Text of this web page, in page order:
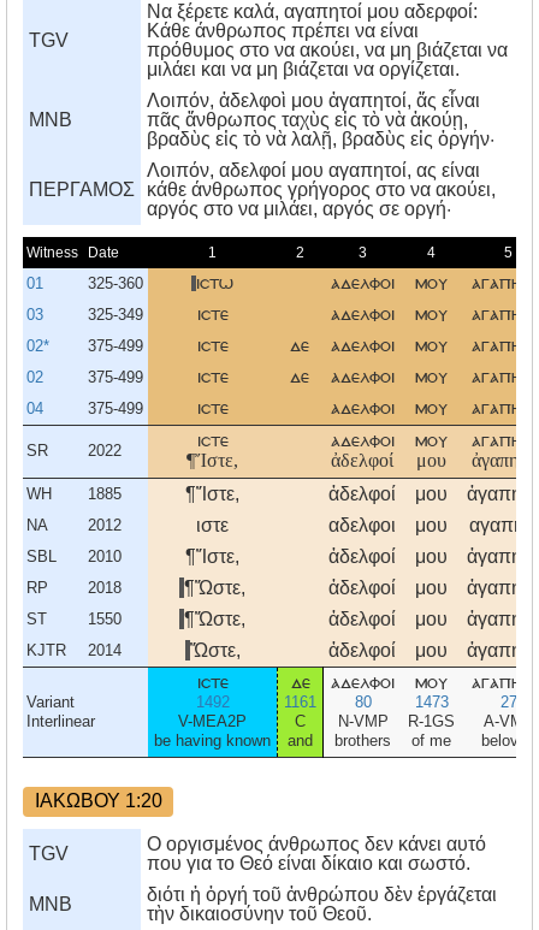
TGV
Να ξέρετε καλά, αγαπητοί μου αδερφοί:
Κάθε άνθρωπος πρέπει να είναι
πρόθυμος στο να ακούει, να μη βιάζεται να
μιλάει και να μη βιάζεται να οργίζεται.
MNB
Λοιπόν, ἀδελφοὶ μου ἀγαπητοί, ἄς εἶναι
πᾶς ἄνθρωπος ταχὺς εἰς τὸ νὰ ἀκούῃ,
βραδὺς εἰς τὸ νὰ λαλῇ, βραδὺς εἰς ὀργήν·
ΠΕΡΓΑΜΟΣ
Λοιπόν, αδελφοί μου αγαπητοί, ας είναι
κάθε άνθρωπος γρήγορος στο να ακούει,
αργός στο να μιλάει, αργός σε οργή·
Witness Date 1 2 3 4 5
01 325-360 ιστω αδελφοι μου
03 325-349 ιστε αδελφοι μου
02* 375-499 ιστε δε αδελφοι μου
02 375-499 ιστε δε αδελφοι μου
04 375-499 ιστε αδελφοι μου
SR 2022
ιστε
¶Ἴστε,
αδελφοι
ἀδελφοί
μου
μου
WH 1885 ¶Ἴστε, ἀδελφοί μου
NA 2012 ιστε αδελφοι μου
SBL 2010 ¶Ἴστε, ἀδελφοί μου
RP 2018 ¶Ὥστε, ἀδελφοί μου
ST 1550 ¶Ὥστε, ἀδελφοί μου
KJTR 2014 Ὥστε, ἀδελφοί μου
Variant
Interlinear
ιστε
1492
V-MEA2P
be having known
δε
1161
C
and
αδελφοι
80
N-VMP
brothers
μου
1473
R-1GS
of me
27
A-VMP
beloved
ΙΑΚΩΒΟΥ 1:20
TGV
Ο οργισμένος άνθρωπος δεν κάνει αυτό
που για το Θεό είναι δίκαιο και σωστό.
MNB
διότι ἡ ὀργή τοῦ ἀνθρώπου δὲν ἐργάζεται
τὴν δικαιοσύνην τοῦ Θεοῦ.